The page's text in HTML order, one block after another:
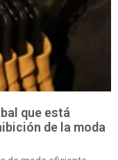
que está
de la moda